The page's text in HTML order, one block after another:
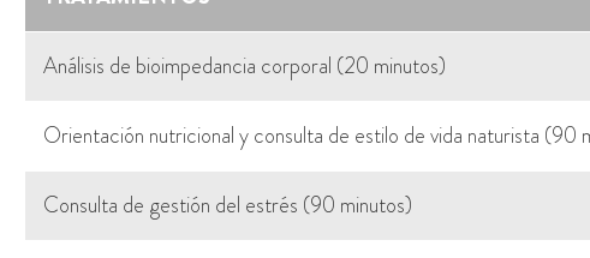
Análisis de bioimpedancia corporal (20 minutos)
Orientación nutricional y consulta de estilo de vida naturista (90
Consulta de gestión del estrés (90 minutos)